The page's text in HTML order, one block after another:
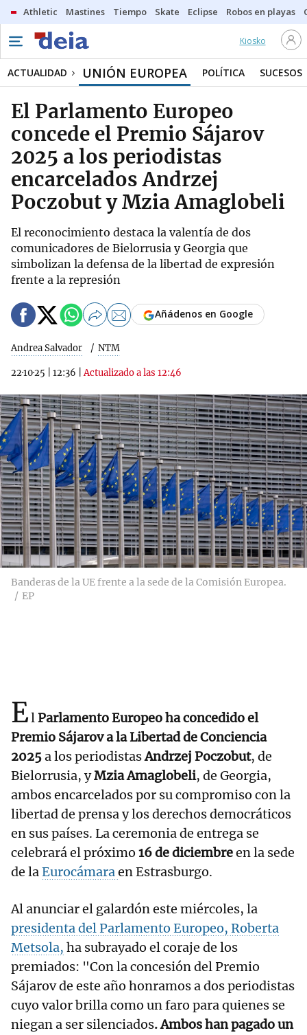
Athletic Mastines Tiempo Skate Eclipse Robos en playas
Kiosko
ACTUALIDAD UNIÓN EUROPEA POLÍTICA SUCESOS
El Parlamento Europeo
concede el Premio Sájarov
2025 a los periodistas
encarcelados Andrzej
Poczobut y Mzia Amaglobeli
El reconocimiento destaca la valentía de dos
comunicadores de Bielorrusia y Georgia que
simbolizan la defensa de la libertad de expresión
frente a la represión
Andrea Salvador NTM
22·10·25 12:36 |Actualizado a las 12:46
Añádenos en Google
Banderas de la UE frente a la sede de la Comisión Europea.
EP
ElParlamento Europeo ha concedido el
Premio Sájarov a la Libertad de Conciencia
2025a los periodistasAndrzej Poczobut, de
Bielorrusia, yMzia Amaglobeli, de Georgia,
ambos encarcelados por su compromiso con la
libertad de prensa y los derechos democráticos
en sus países. La ceremonia de entrega se
celebrará el próximo 16 de diciembreen la sede
de laEurocámaraen Estrasburgo.
Al anunciar el galardón este miércoles, la
presidenta del Parlamento Europeo, Roberta
Metsola, ha subrayado el coraje de los
premiados: "Con la concesión del Premio
Sájarov de este año honramos a dos periodistas
cuyo valor brilla como un faro para quienes se
niegan a ser silenciados. Ambos han pagado un